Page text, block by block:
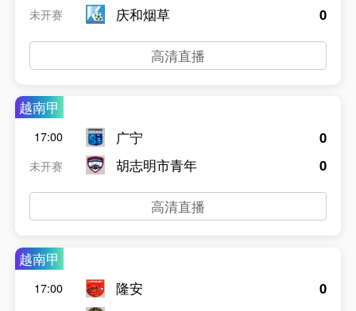
未开赛
庆和烟草
0
高清直播
越南甲
17:00
未开赛
广宁
胡志明市青年
0
0
高清直播
越南甲
17:00
隆安
0